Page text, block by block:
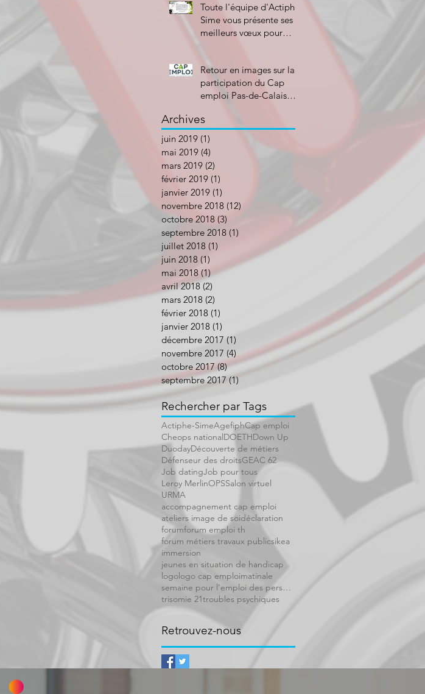
Toute l'équipe d'Actiphe-
Sime vous présente ses
meilleurs vœux pour
Retour en images sur la
participation du Cap
emploi Pas-de-Calais
Européenne pou
Archives
juin 2019 (1)
mai 2019 (4)
mars 2019 (2)
février 2019 (1)
janvier 2019 (1)
novembre 2018 (12)
octobre 2018 (3)
septembre 2018 (1)
juillet 2018 (1)
juin 2018 (1)
mai 2018 (1) 1 post
avril 2018 (2)
mars 2018 (2)
février 2018 (1)
janvier 2018 (1)
décembre 2017 (1)
novembre 2017 (4) 4 posts
octobre 2017 (8)8 posts
septembre 2017 (1)
Rechercher par Tags
Actiphe-SimeAgefiphCap emploi
Cheops nationalDOETHDown Up
DuodayDécouverte de métiers
Défenseur des droitsGEAC 62
Job datingJob pour tous
Leroy MerlinOPSSalon virtuel
URMA
accompagnement cap emploi
ateliers image de soidéclaration
forumforum emploi th
forum métiers travaux publicsikea
immersion
jeunes en situation de handicap
logologo cap emploimatinale
semaine pour l'emploi des personnes handicapée
trisomie 21troubles psychiques
Retrouvez-nous